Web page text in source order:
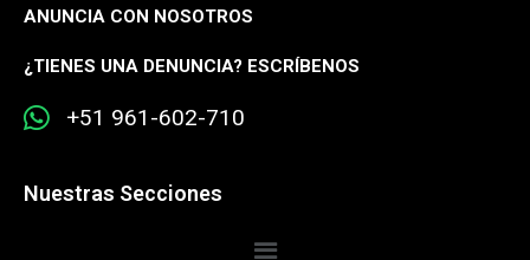
ANUNCIA CON NOSOTROS
¿TIENES UNA DENUNCIA? ESCRÍBENOS
+51 961-602-710
Nuestras Secciones